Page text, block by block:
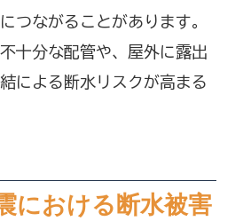
つながることがあります。
十分な配管や、屋外に露出
による断水リスクが高まる
における断水被害